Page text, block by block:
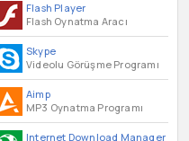
Flash Player
Flash Oynatma Aracı
Skype
Videolu Görüşme Programı
Aimp
MP3 Oynatma Programı
Internet Download Manager